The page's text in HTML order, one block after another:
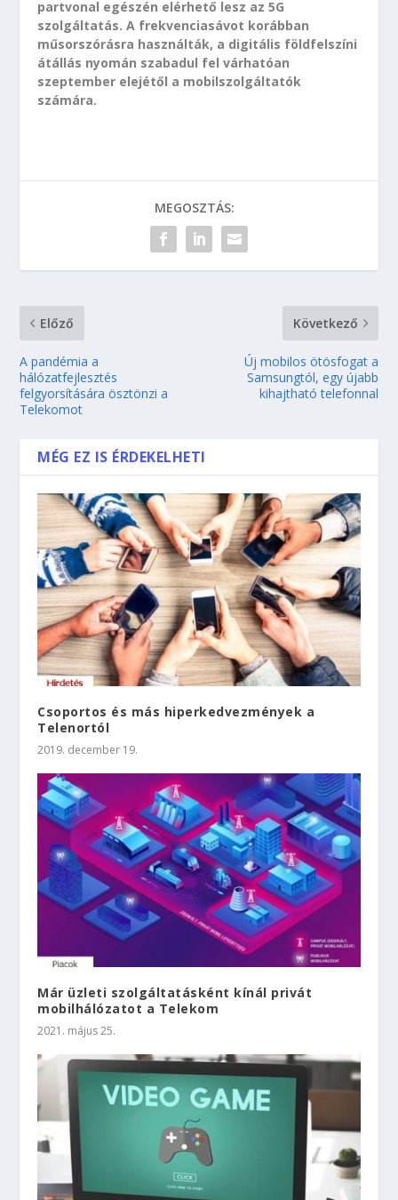
partvonal egészén elérhető lesz az 5G
szolgáltatás. A frekvenciasávot korábban
műsorszórásra használták, a digitális földfelszíni
átállás nyomán szabadul fel várhatóan
szeptember elejétől a mobilszolgáltatók
számára.
MEGOSZTÁS:
Előző
A pandémia a
hálózatfejlesztés
felgyorsítására ösztönzi a
Telekomot
Következő
Új mobilos ötösfogat a
Samsungtól, egy újabb
kihajtható telefonnal
MÉG EZ IS ÉRDEKELHETI
Csoportos és más hiperkedvezmények a
Telenortól
2019. december 19.
Már üzleti szolgáltatásként kínál privát
mobilhálózatot a Telekom
2021. május 25.